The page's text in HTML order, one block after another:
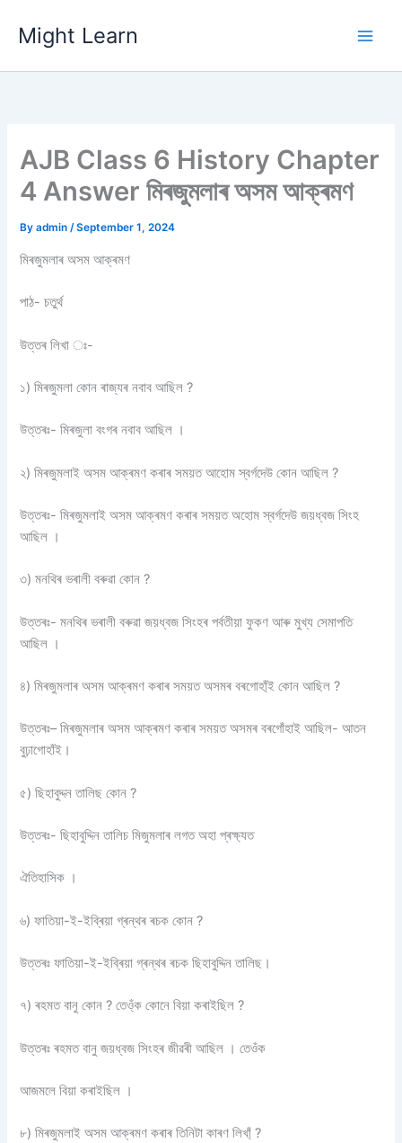
content
Might Learn
AJB Class 6 History Chapter
4 Answer মিৰজুমলাৰ অসম আক্ৰমণ
Byadmin/September 1, 2024
মিৰজুমলাৰ অসম আক্ৰমণ
পাঠ- চতুৰ্থ
উত্তৰ লিখা ঃ-
১) মিৰজুমলা কোন ৰাজ্যৰ নবাব আছিল ?
উত্তৰঃ- মিৰজুলা বংগৰ নবাব আছিল ।
২) মিৰজুমলাই অসম আক্ৰমণ কৰাৰ সময়ত আহোম স্বৰ্গদেউ কোন আছিল ?
উত্তৰঃ- মিৰজুমলাই অসম আক্ৰমণ কৰাৰ সময়ত অহোম স্বৰ্গদেউ জয়ধ্বজ সিংহ
আছিল ।
৩) মনথিৰ ভৰালী বৰুৱা কোন ?
উত্তৰঃ- মনথিৰ ভৰালী বৰুৱা জয়ধ্বজ সিংহৰ পৰ্বতীয়া ফুকণ আৰু মুখ্য সেমাপতি
আছিল ।
৪) মিৰজুমলাৰ অসম আক্ৰমণ কৰাৰ সময়ত অসমৰ বৰগোহা্ঁই কোন আছিল ?
উত্তৰঃ– মিৰজুমলাৰ অসম আক্ৰমণ কৰাৰ সময়ত অসমৰ বৰগোঁহাই আছিল- আতন
বুঢ়াগোহাঁই।
৫) ছিহাবুদ্দন তালিছ কোন ?
উত্তৰঃ- ছিহাবুদ্দিন তালিচ মিজুমলাৰ লগত অহা প্ৰক্ষ্যত
ঐতিহাসিক ।
৬) ফাতিয়া-ই-ইব্ৰিয়া গ্ৰন্থৰ ৰচক কোন ?
উত্তৰঃ ফাতিয়া-ই-ইব্ৰিয়া গ্ৰন্থৰ ৰচক ছিহাবুদ্দিন তালিছ।
৭) ৰহমত বানু কোন ? তেও্ঁক কোনে বিয়া কৰাইছিল ?
উত্তৰঃ ৰহমত বানু জয়ধ্বজ সিংহৰ জীৱৰী আছিল । তেওঁক
আজমলে বিয়া কৰাইছিল ।
৮) মিৰজুমলাই অসম আক্ৰমণ কৰাৰ তিনিটা কাৰণ লিখা্ঁ ?